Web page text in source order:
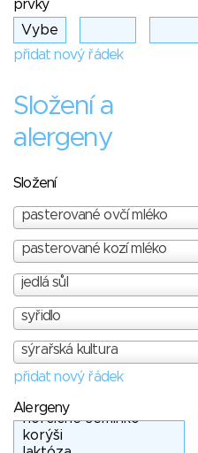
prvky
přidat nový řádek
Složení a
alergeny
Složení
pasterované ovčí mléko
pasterované kozí mléko
jedlá sůl
syřidlo
sýrařská kultura
přidat nový řádek
Alergeny